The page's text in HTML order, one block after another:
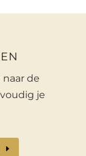
de
je